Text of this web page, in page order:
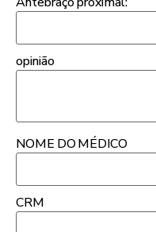
opinião
NOME DO MÉDICO
CRM